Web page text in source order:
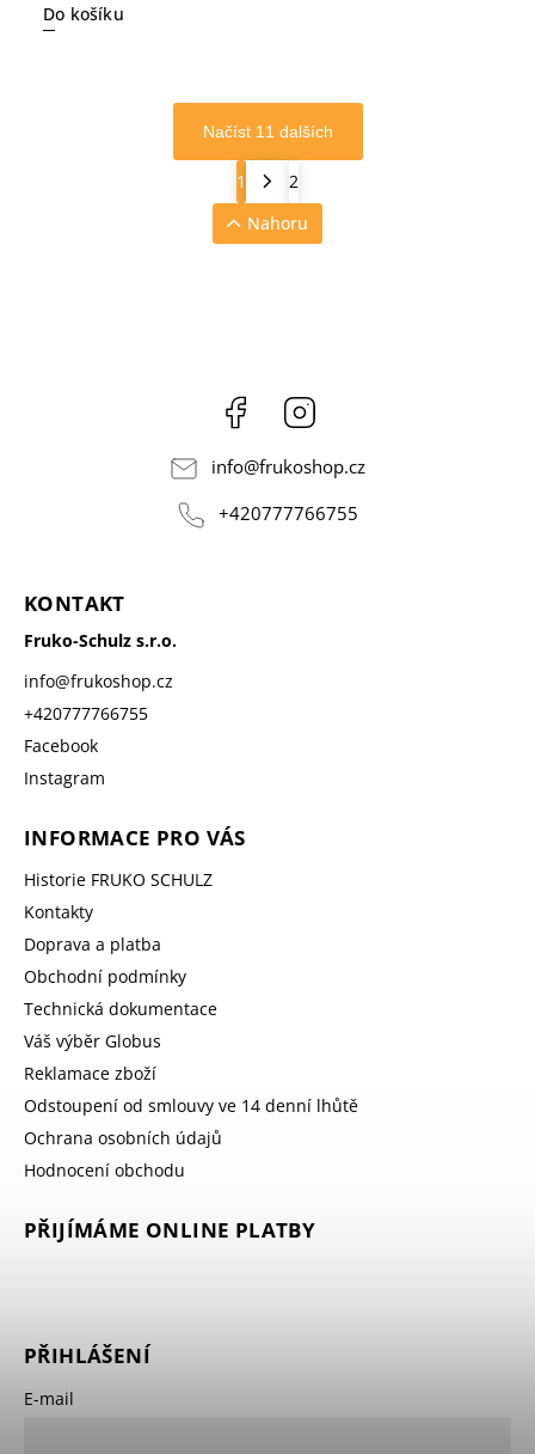
Do košíku
Načíst 11 dalších
1
2
Nahoru
Facebook
info@frukoshop.cz
+420777766755
KONTAKT
Fruko-Schulz s.r.o.
info@frukoshop.cz
+420777766755
Facebook
Instagram
INFORMACE PRO VÁS
Historie FRUKO SCHULZ
Kontakty
Doprava a platba
Obchodní podmínky
Technická dokumentace
Váš výběr Globus
Reklamace zboží
Odstoupení od smlouvy ve 14 denní lhůtě
Ochrana osobních údajů
Hodnocení obchodu
PŘIJÍMÁME ONLINE PLATBY
PŘIHLÁŠENÍ
E-mail